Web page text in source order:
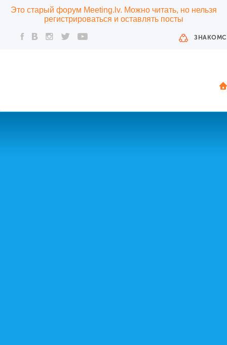
Это старый форум Meeting.lv. Можно читать, но нельзя
регистрироваться и оставлять посты